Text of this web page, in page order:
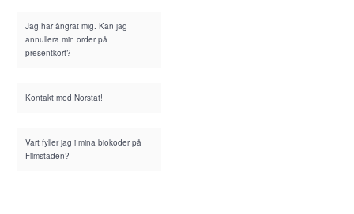
Jag har ångrat mig. Kan jag
annullera min order på
presentkort?
Kontakt med Norstat!
Vart fyller jag i mina biokoder på
Filmstaden?